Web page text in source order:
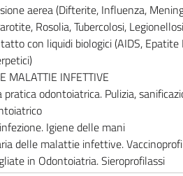
aerea (Difterite, Influenza,
Rosolia, Tubercolosi,
con liquidi biologici (AIDS, Epatite
MALATTIE INFETTIVE
odontoiatrica. Pulizia,
Igiene delle mani
delle malattie infettive.
in Odontoiatria. Sieroprofilassi